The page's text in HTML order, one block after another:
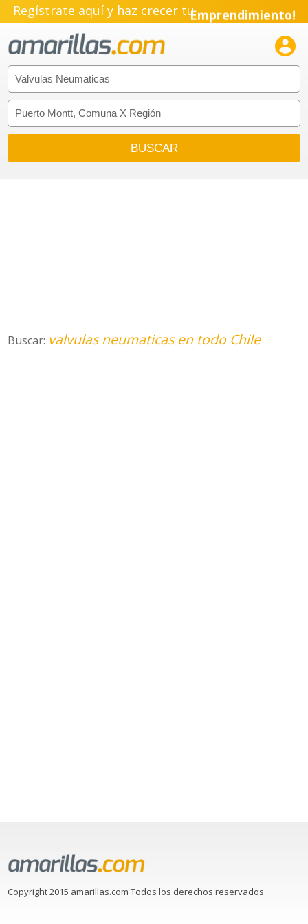
Regístrate aquí y haz crecer tuEmprendimiento!

Buscar: valvulas neumaticas en todo Chile
Copyright 2015 amarillas.com Todos los derechos reservados.